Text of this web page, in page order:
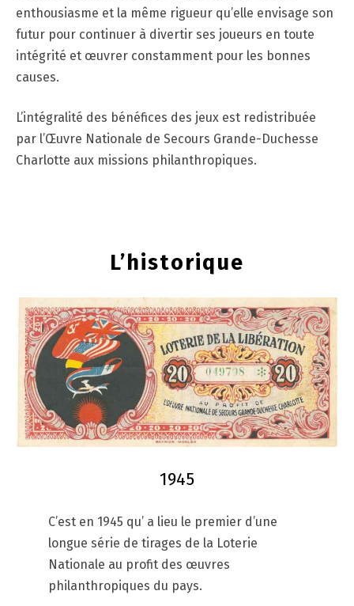
enthousiasme et la même rigueur qu’elle envisage son
futur pour continuer à divertir ses joueurs en toute
intégrité et œuvrer constamment pour les bonnes
causes.
L’intégralité des bénéfices des jeux est redistribuée
par l’Œuvre Nationale de Secours Grande-Duchesse
Charlotte aux missions philanthropiques.
L’historique
1945
C’est en 1945 qu’ a lieu le premier d’une
longue série de tirages de la Loterie
Nationale au profit des œuvres
philanthropiques du pays.